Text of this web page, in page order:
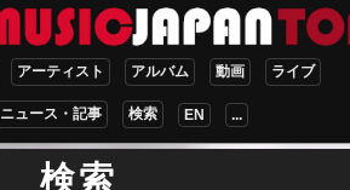
アーティスト アルバム 動画 ライブ
ニュース・記事 検索 EN ...
検索